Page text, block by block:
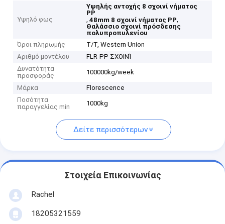
Υψηλό φως
Υψηλής αντοχής 8 σχοινί νήματος
PP
,48mm 8 σχοινί νήματος PP,
Θαλάσσιο σχοινί πρόσδεσης
πολυπροπυλενίου
Όροι πληρωμής
T/T, Western Union
Αριθμό μοντέλου
FLR-PP ΣΧΟΙΝΊ
Δυνατότητα
προσφοράς
100000kg/week
Μάρκα
Florescence
Ποσότητα
παραγγελίας min
1000kg
Δείτε περισσότερων
Στοιχεία Επικοινωνίας
Rachel
18205321559